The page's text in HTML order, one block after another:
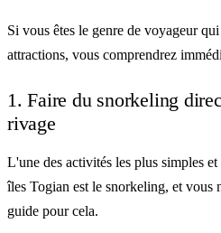
Si vous êtes le genre de voyageur
attractions, vous comprendrez
1. Faire du snorkeling
rivage
L'une des activités les plus simples
îles Togian est le snorkeling, et vous
guide pour cela.